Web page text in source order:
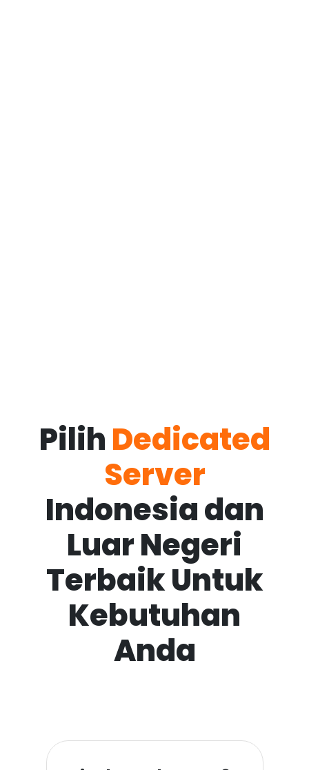
Pilih Dedicated
Server
Indonesia dan
Luar Negeri
Terbaik Untuk
Kebutuhan
Anda